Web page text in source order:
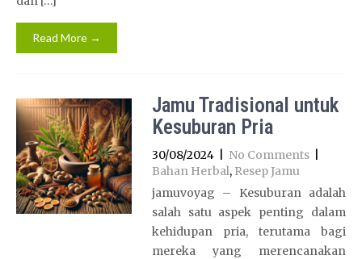
Read More →
Jamu Tradisional untuk
Kesuburan Pria
30/08/2024 No Comments
Bahan Herbal, Resep Jamu
jamuvoyag – Kesuburan adalah
salah satu aspek penting dalam
kehidupan pria, terutama bagi
mereka yang merencanakan